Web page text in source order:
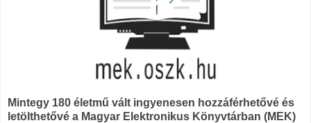
Mintegy 180 életmű vált ingyenesen hozzáférhetővé és
letölthetővé a Magyar Elektronikus Könyvtárban (MEK)